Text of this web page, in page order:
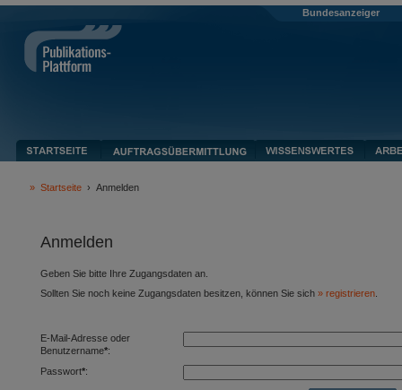
Bundesanzeiger
» Startseite › Anmelden
Anmelden
Geben Sie bitte Ihre Zugangsdaten an.
Sollten Sie noch keine Zugangsdaten besitzen, können Sie sich
registrieren
E-Mail-Adresse oder
Benutzername*:
Passwort*: